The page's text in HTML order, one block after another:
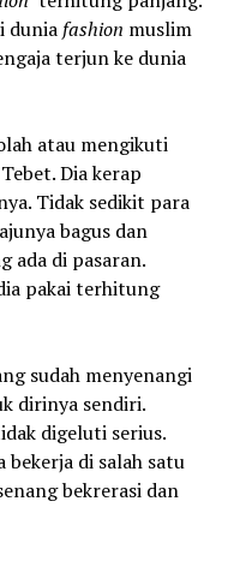
dunia fashion muslim
terjun ke dunia
atau mengikuti
Dia kerap
Tidak sedikit para
bagus dan
ada di pasaran.
pakai terhitung
sudah menyenangi
dirinya sendiri.
digeluti serius.
bekerja di salah satu
bekrerasi dan